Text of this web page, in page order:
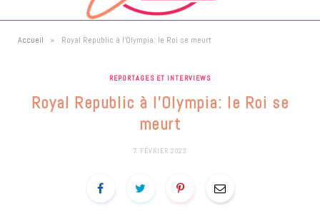
Accueil » Royal Republic à l’Olympia: le Roi se meurt
REPORTAGES ET INTERVIEWS
Royal Republic à l’Olympia: le Roi se
meurt
7 FÉVRIER 2023